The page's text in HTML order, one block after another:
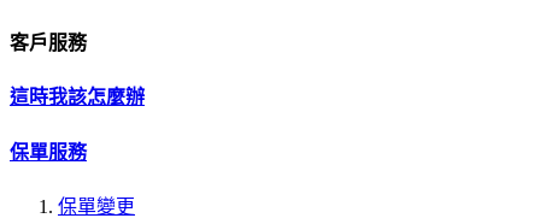
客戶服務
這時我該怎麼辦
保單服務
保單變更